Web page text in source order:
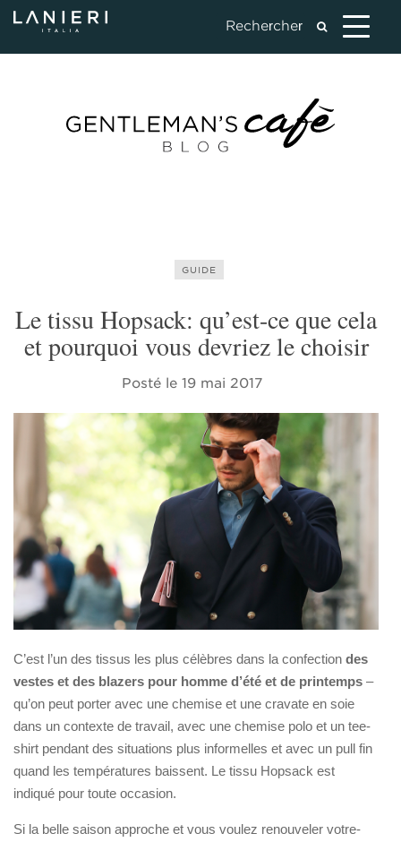
GUIDE
Le tissu Hopsack: qu’est-ce que cela
et pourquoi vous devriez le choisir
Posté le 19 mai 2017
C’est l’un des tissus les plus célèbres dans la confection des
vestes et des blazers pour homme d’été et de printemps –
qu’on peut porter avec une chemise et une cravate en soie
dans un contexte de travail, avec une chemise polo et un tee-
shirt pendant des situations plus informelles et avec un pull fin
quand les températures baissent. Le tissu Hopsack est
indiqué pour toute occasion.
Si la belle saison approche et vous voulez renouveler votre-